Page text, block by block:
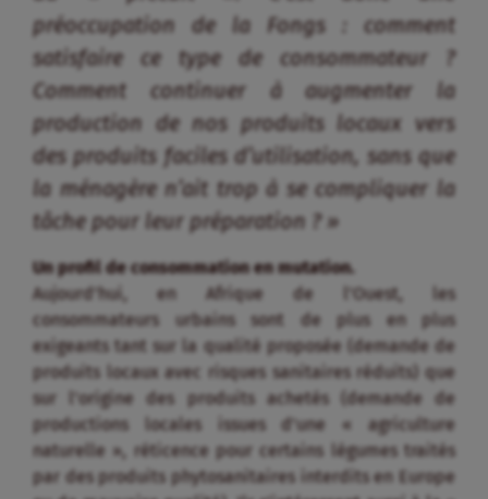
Un profil de consommation en mutation.
Aujourd’hui, en Afrique de l’Ouest, les
consommateurs urbains sont de plus en plus
exigeants tant sur la qualité proposée (demande de
produits locaux avec risques sanitaires réduits) que
sur l’origine des produits achetés (demande de
productions locales issues d’une « agriculture
naturelle », réticence pour certains légumes traités
ou de mauvaise qualité). Ils s’intéressent aussi à la «
fonctionnalité » des produits (produits transformés
faciles à cuisiner).
Cependant, ces exigences sont limitées par le faible
pouvoir d’achat des consommateurs urbains qui a
tendance à réduire les opportunités de débouchés
des industries agroalimentaires, une majorité des
consommateurs ayant des difficultés à payer la
valeur ajoutée et la qualité des produits qui en sont